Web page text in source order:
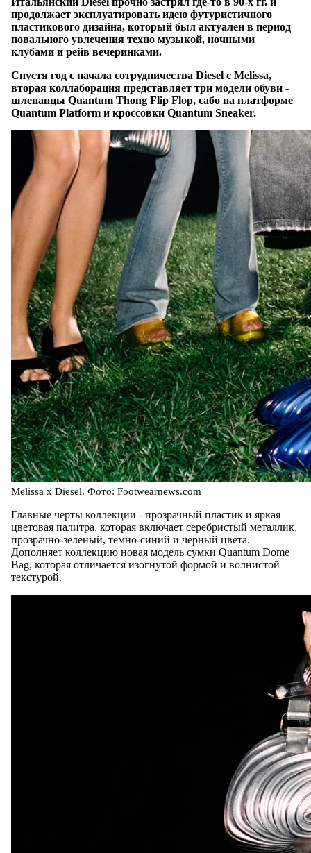
продолжает эксплуатировать идею футуристичного
пластикового дизайна, который был актуален в период
повального увлечения техно музыкой, ночными
клубами и рейв вечеринками.
Спустя год с начала сотрудничества Diesel с Melissa,
вторая коллаборация представляет три модели обуви -
шлепанцы Quantum Thong Flip Flop, сабо на платформе
Quantum Platform и кроссовки Quantum Sneaker.
Melissa x Diesel. Фото: Footwearnews.com
Главные черты коллекции - прозрачный пластик и яркая
цветовая палитра, которая включает серебристый металлик,
прозрачно-зеленый, темно-синий и черный цвета.
Дополняет коллекцию новая модель сумки Quantum Dome
Bag, которая отличается изогнутой формой и волнистой
текстурой.